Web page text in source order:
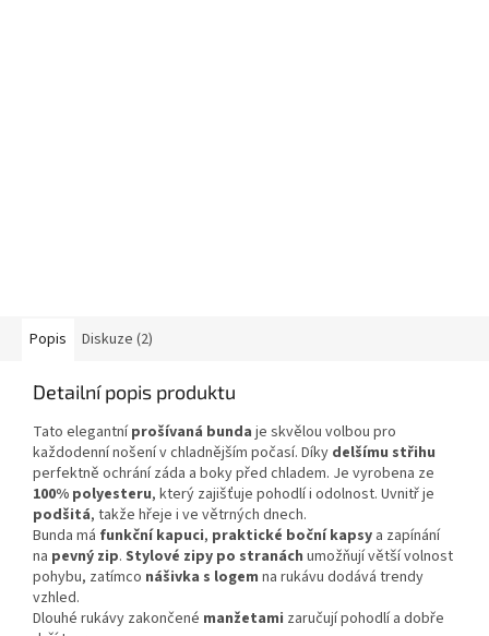
Popis Diskuze (2)
Detailní popis produktu
Tato elegantníprošívaná bunda je skvělou volbou pro
každodenní nošení v chladnějším počasí. Díky delšímu střihu
perfektně ochrání záda a boky před chladem. Je vyrobena ze
100% polyesteru, který zajišťuje pohodlí i odolnost. Uvnitř je
podšitá, takže hřeje i ve větrných dnech.
Bunda má funkční kapuci, praktické boční kapsy a zapínání
na pevný zip. Stylové zipy po stranách umožňují větší volnost
pohybu, zatímco nášivka s logem na rukávu dodává trendy
vzhled.
Dlouhé rukávy zakončené manžetami zaručují pohodlí a dobře